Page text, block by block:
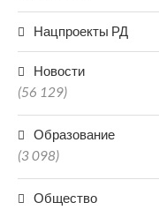
Нацпроекты РД
Новости
(56 129)
Образование
(3 098)
Общество